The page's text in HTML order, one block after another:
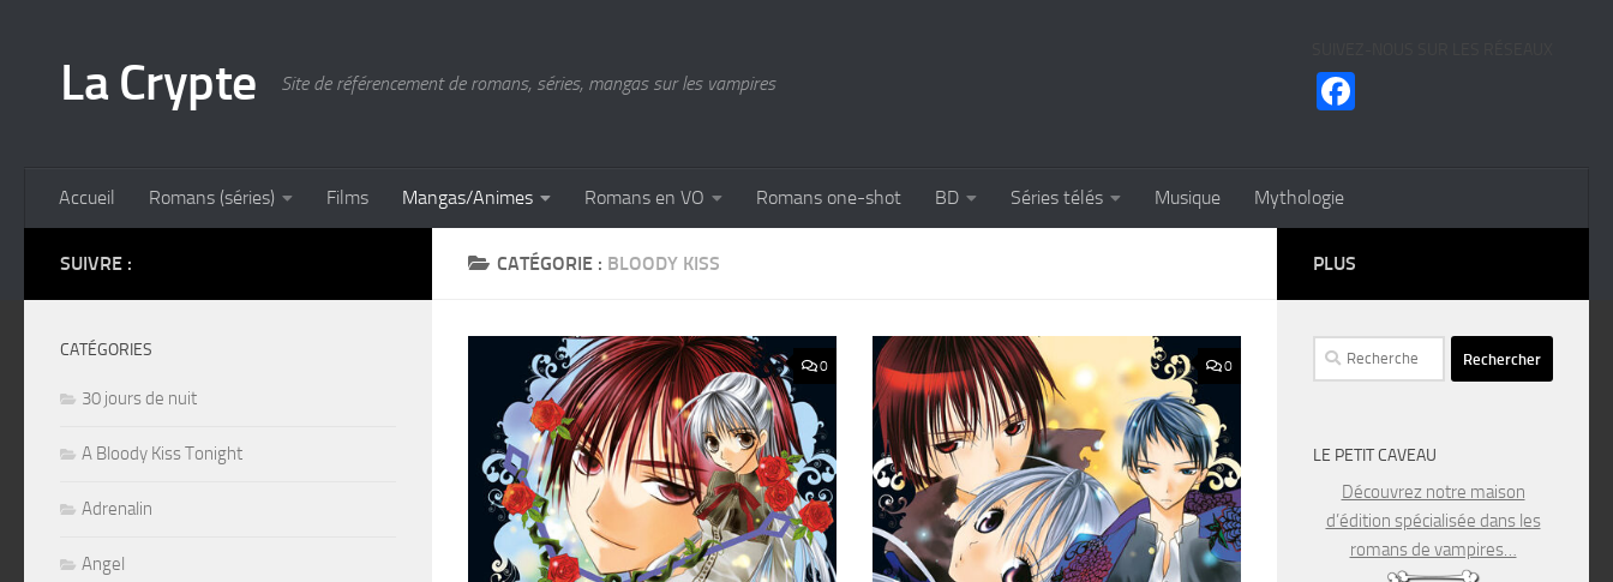
La Crypte Site de référencement de romans, séries, mangas sur les vampires
Accueil Romans (séries) Films Mangas/Animes Romans en VO Romans one-shot BD Séries télés Musique Mythologie
CATÉGORIE : BLOODY KISS
0 0
SUIVRE :
CATÉGORIES
30 jours de nuit
A Bloody Kiss Tonight
Adrenalin
Angel
PLUS
Rechercher :
LE PETIT CAVEAU
Découvrez notre maison
d’édition spécialisée dans les
romans de vampires…